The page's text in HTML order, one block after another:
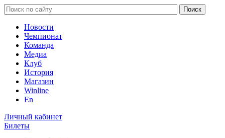
Новости
Чемпионат
Команда
Медиа
Клуб
История
Магазин
Winline
En
Личный кабинет
Билеты